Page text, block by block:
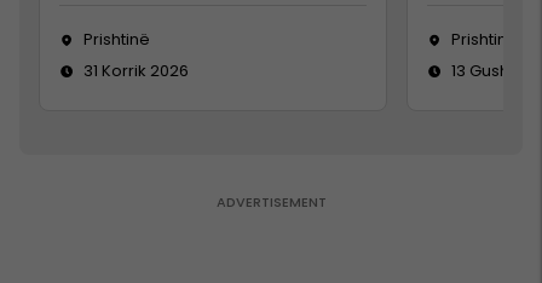
Prishtinë
31 Korrik 2026
Prishtinë
13 Gusht